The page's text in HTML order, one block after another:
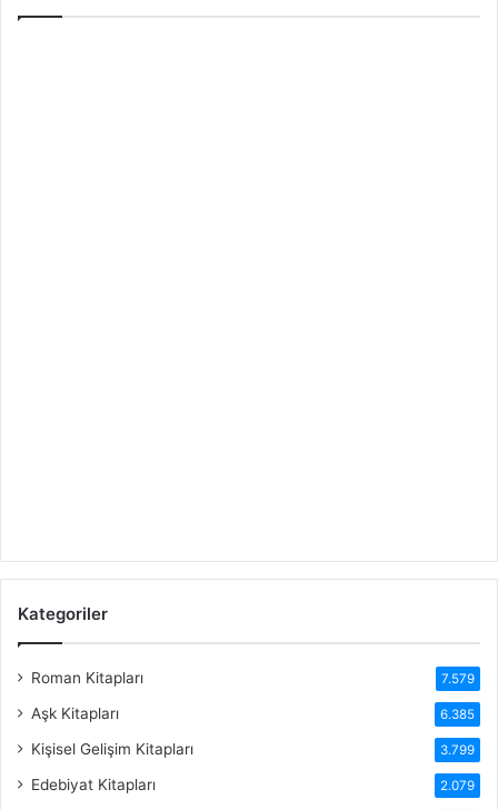
Kategoriler
Roman Kitapları 7.579
Aşk Kitapları 6.385
Kişisel Gelişim Kitapları 3.799
Edebiyat Kitapları 2.079